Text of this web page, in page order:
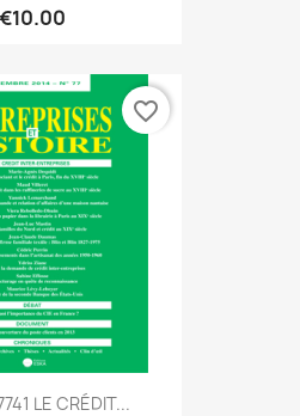
€10.00
LE CRÉDIT...
favorite_border